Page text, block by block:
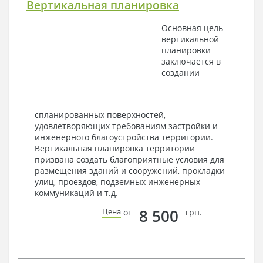
План координационных осей
Поэтажные маркировочные планы с
Разрезы и состав конструкций
Фасады с ведомостью внешних отделок
Экспликация полов
Объемы основных строительных материалов
Архитектурные узлы в конструкциях
2. Конструктивный раздел:
Общие данные по проекту
Схемы расположения и расчеты фундаментов
Элементы каркаса – схемы расположения
Схема расположения перекрытий
Опоры перекрытия на стены или Узлы
Вертикальная планировка
Основная цель
вертикальной
планировки
заключается в
создании
спланированных поверхностей,
удовлетворяющих требованиям застройки и
инженерного благоустройства территории.
Вертикальная планировка территории
призвана создать благоприятные условия для
размещения зданий и сооружений, прокладки
улиц, проездов, подземных инженерных
коммуникаций и т.д.
Цена от 8 500 грн.